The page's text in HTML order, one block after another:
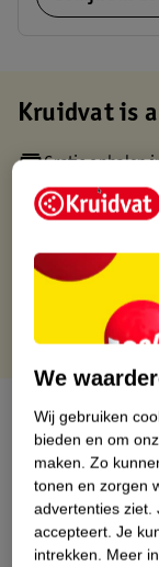
Kruidvat is
Gratis ophalen
Op werkdagen
Gratis
Gratis punten
Over dit
We
Wij gebruiken
bieden en om
maken. Zo
tonen en zorgen
advertenties ziet.
accepteert. Je
intrekken. Meer